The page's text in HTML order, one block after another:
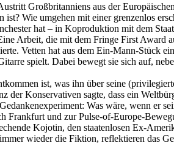
Großbritanniens aus der
Wie umgehen mit einer grenzenlos
hat – in Koproduktion mit dem
Arbeit, die mit dem Fringe First Award
Vetten hat aus dem Ein-Mann-Stück
spielt. Dabei bewegt sie sich auf,
ist, was ihn über seine
der Konservativen sagte, dass ein
Was wäre, wenn er
Frankfurt und zur Pulse-of-Europe-
Kojotin, den staatenlosen Ex-
wieder die Fiktion, reflektieren das